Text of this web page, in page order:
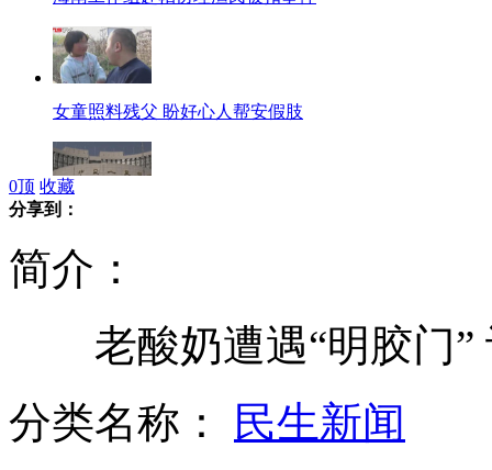
女童照料残父 盼好心人帮安假肢
李河君:长远看美国"双反"是好事
0顶 收藏
分享到：
简介：
老酸奶遭遇“明胶门”
分类名称：
民生新闻